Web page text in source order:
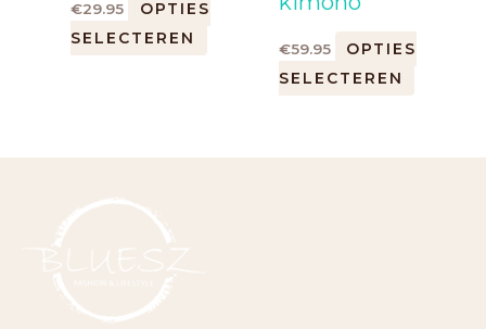
€29.95
OPTIES
SELECTEREN
€59.95
OPTIES
SELECTEREN